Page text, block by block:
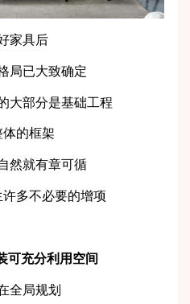
家具后
局已大致确定
大部分是基础工程
的框架
然就有章可循
多不必要的增项
可充分利用空间
全局规划